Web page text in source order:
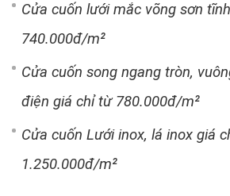
Cửa cuốn lưới mắc võng sơn
740.000đ/m²
Cửa cuốn song ngang tròn,
điện giá chỉ từ 780.000đ/m²
Cửa cuốn Lưới inox, lá inox giá
1.250.000đ/m²